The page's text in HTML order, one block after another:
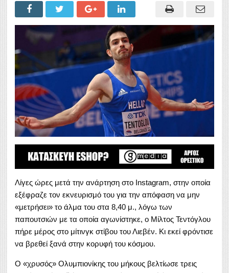
Λίγες ώρες μετά την ανάρτηση στο Instagram, στην οποία
εξέφραζε τον εκνευρισμό του για την απόφαση να μην
«μετρήσει» το άλμα του στα 8,40 μ., λόγω των
παπουτσιών με τα οποία αγωνίστηκε, ο Μίλτος Τεντόγλου
πήρε μέρος στο μίτινγκ στίβου του Λιεβέν. Κι εκεί φρόντισε
να βρεθεί ξανά στην κορυφή του κόσμου.
Ο «χρυσός» Ολυμπιονίκης του μήκους βελτίωσε τρεις